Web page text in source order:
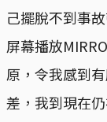
己擺脫不到事
屏幕播放
原，令我感到
差，我到現在仍